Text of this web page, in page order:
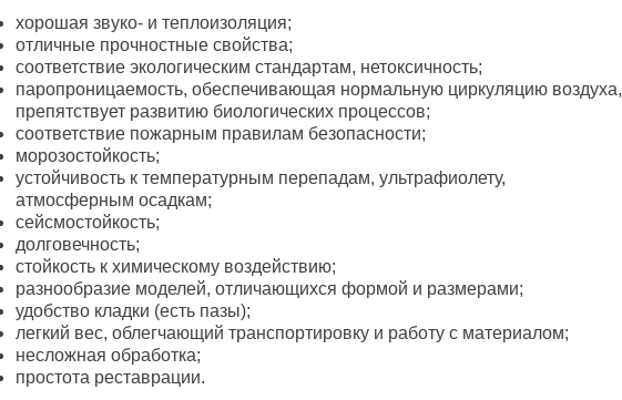
хорошая звуко- и теплоизоляция;
отличные прочностные свойства;
соответствие экологическим стандартам, нетоксичность;
паропроницаемость, обеспечивающая нормальную циркуляцию воздуха,
препятствует развитию биологических процессов;
соответствие пожарным правилам безопасности;
морозостойкость;
устойчивость к температурным перепадам, ультрафиолету,
атмосферным осадкам;
сейсмостойкость;
долговечность;
стойкость к химическому воздействию;
разнообразие моделей, отличающихся формой и размерами;
удобство кладки (есть пазы);
легкий вес, облегчающий транспортировку и работу с материалом;
несложная обработка;
простота реставрации.